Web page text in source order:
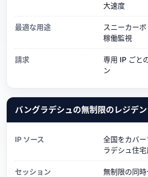
大速度
最適な用途
スニーカーボ
稼働監視
請求
専用 IP ごと
ン
バングラデシュの無制限のレジデ
IP ソース
全国をカバ
ラデシュ住
セッション
無制限の同